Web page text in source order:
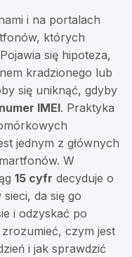
i na portalach
których
się hipoteza,
kradzionego lub
się uniknąć, gdyby
numer IMEI. Praktyka
jednym z głównych
W
15 cyfr decyduje o
sieci, da się go
i odzyskać po
zrozumieć, czym jest
i jak sprawdzić